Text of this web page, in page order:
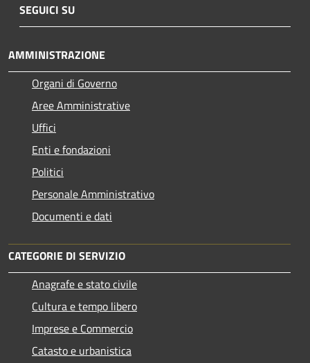
SEGUICI SU
AMMINISTRAZIONE
Organi di Governo
Aree Amministrative
Uffici
Enti e fondazioni
Politici
Personale Amministrativo
Documenti e dati
CATEGORIE DI SERVIZIO
Anagrafe e stato civile
Cultura e tempo libero
Imprese e Commercio
Catasto e urbanistica